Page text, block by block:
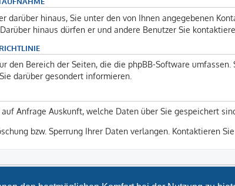
darüber hinaus, Sie unter den von Ihnen angegebenen
hinaus dürfen er und andere Benutzer Sie
den Bereich der Seiten, die die phpBB-Software
darüber gesondert informieren.
Anfrage Auskunft, welche Daten über Sie gespeichert
bzw. Sperrung Ihrer Daten verlangen. Kontaktieren
LSG